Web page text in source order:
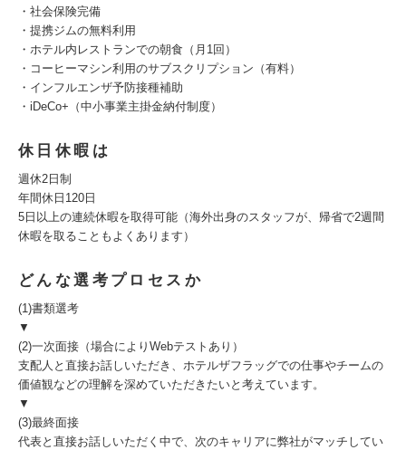
・社会保険完備
・提携ジムの無料利用
・ホテル内レストランでの朝食（月1回）
・コーヒーマシン利用のサブスクリプション（有料）
・インフルエンザ予防接種補助
・iDeCo+（中小事業主掛金納付制度）
休日休暇は
週休2日制
年間休日120日
5日以上の連続休暇を取得可能（海外出身のスタッフが、帰省で2週間
休暇を取ることもよくあります）
どんな選考プロセスか
(1)書類選考
▼
(2)一次面接（場合によりWebテストあり）
支配人と直接お話しいただき、ホテルザフラッグでの仕事やチームの
価値観などの理解を深めていただきたいと考えています。
▼
(3)最終面接
代表と直接お話しいただく中で、次のキャリアに弊社がマッチしてい